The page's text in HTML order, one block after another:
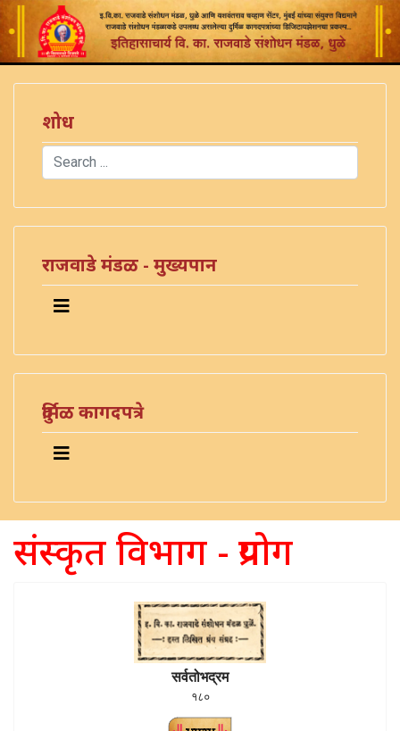
शोध
Search
राजवाडे मंडळ - मुख्यपान
दुर्मिळ कागदपत्रे
संस्कृत विभाग - प्रयोग
सर्वतोभद्रम
१८०